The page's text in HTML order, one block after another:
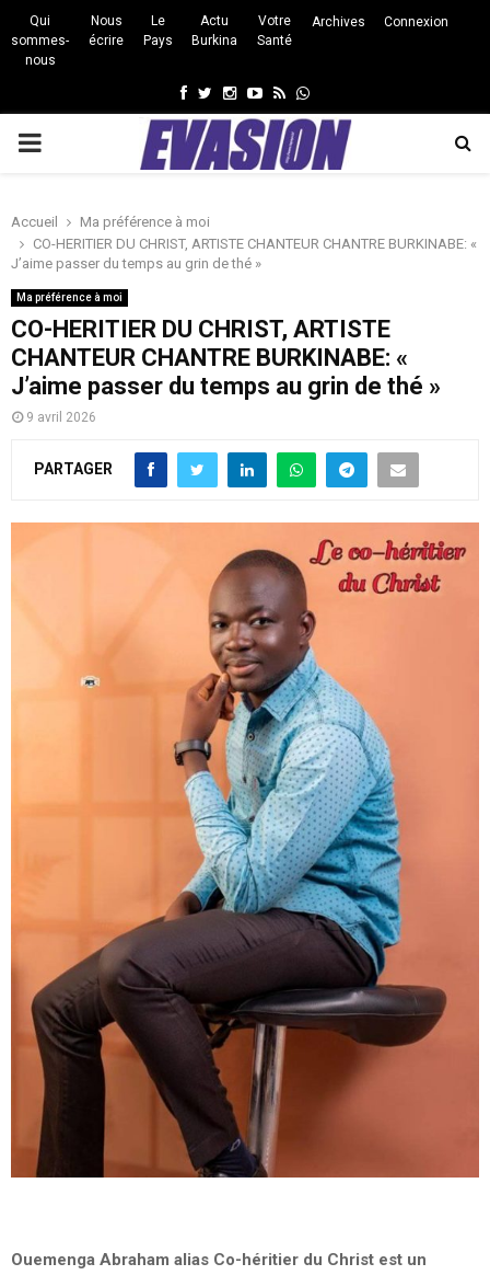
Qui
sommes-
nous
Nous
écrire
Le
Pays
Actu
Burkina
Votre
Santé
Archives Connexion
Facebook
Twitter
Instagram
Youtube
RssWhatsapp
PRIMARY
Accueil
Ma préférence à moi
CO-HERITIER DU CHRIST, ARTISTE CHANTEUR CHANTRE BURKINABE: «
J’aime passer du temps au grin de thé »
Ma préférence à moi
CO-HERITIER DU CHRIST, ARTISTE
CHANTEUR CHANTRE BURKINABE: «
J’aime passer du temps au grin de thé »
9 avril 2026
PARTAGER
Ouemenga Abraham alias Co-héritier du Christ est un